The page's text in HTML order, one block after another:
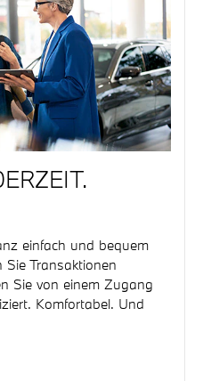
einfach und bequem
Transaktionen
Sie von einem Zugang
Komfortabel. Und